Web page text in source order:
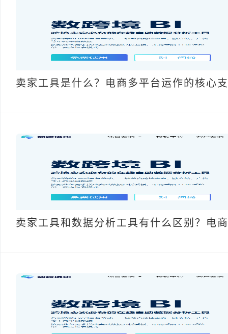
卖家工具是什么？电商多平台运作的核心
卖家工具和数据分析工具有什么区别？电